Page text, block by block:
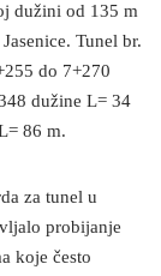
dužini od 135 m
Tunel br.
do 7+270
dužine L= 34
86 m.
za tunel u
probijanje
koje često